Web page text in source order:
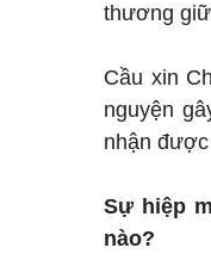
thương
Cầu xin
nguyện
nhận
Sự hiệp
nào?